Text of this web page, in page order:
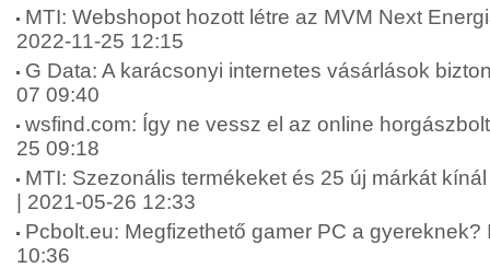
MTI: Webshopot hozott létre az MVM Next
2022-11-25 12:15
G Data: A karácsonyi internetes vásárlások
07 09:40
wsfind.com: Így ne vessz el az online
25 09:18
MTI: Szezonális termékeket és 25 új márkát
| 2021-05-26 12:33
Pcbolt.eu: Megfizethető gamer PC a gyereknek?
10:36